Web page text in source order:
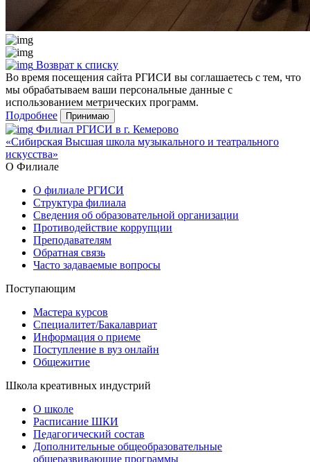
Возврат к списку
Во время посещения сайта РГИСИ вы соглашаетесь с тем, что
мы обрабатываем ваши персональные данные с
использованием метрических программ.
Подробнее
Принимаю
Филиал РГИСИ в г. Кемерово
«Сибирская Высшая школа музыкального и театрального
искусства»
О Филиале
О филиале РГИСИ
Структура филиала
Сведения об образовательной организации
Противодействие коррупции
Преподавателям
Обратная связь
Часто задаваемые вопросы
Поступающим
Мастера курсов
Специалитет/Бакалавриат
Информация о приеме
Поступление в вуз онлайн
Общежитие
Школа креативных индустрий
О школе
Расписание ШКИ
Педагогический состав
Дополнительные общеобразовательные
общеразвивающие программы